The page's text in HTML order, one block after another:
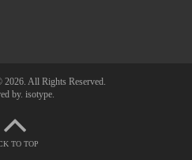
All Rights Reserved.
by. isotype.